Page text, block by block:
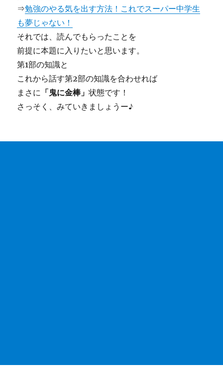
⇒勉強のやる気を出す方法！これでスーパー中学生
も夢じゃない！
それでは、読んでもらったことを
前提に本題に入りたいと思います。
第1部の知識と
これから話す第2部の知識を合わせれば
まさに 「鬼に金棒」状態です！
さっそく、みていきましょうー♪